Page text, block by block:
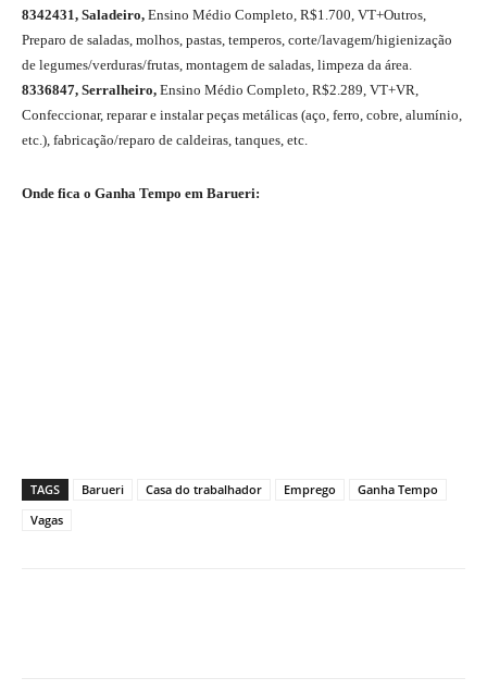
8342431, Saladeiro, Ensino Médio Completo, R$1.700, VT+Outros,
Preparo de saladas, molhos, pastas, temperos, corte/lavagem/higienização
de legumes/verduras/frutas, montagem de saladas, limpeza da área.
8336847, Serralheiro, Ensino Médio Completo, R$2.289, VT+VR,
Confeccionar, reparar e instalar peças metálicas (aço, ferro, cobre, alumínio,
etc.), fabricação/reparo de caldeiras, tanques, etc.
Onde fica o Ganha Tempo em Barueri:
TAGS Barueri Casa do trabalhador Emprego
Ganha Tempo
Vagas